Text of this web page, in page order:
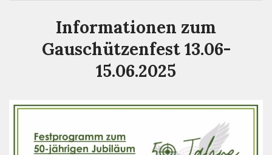
Informationen zum
Gauschützenfest 13.06-
15.06.2025